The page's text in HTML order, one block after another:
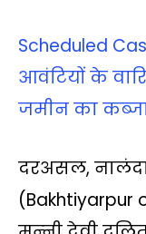
Scheduled
आवंटियों के
जमीन का
दरअसल,
(Bakhtiyarpur